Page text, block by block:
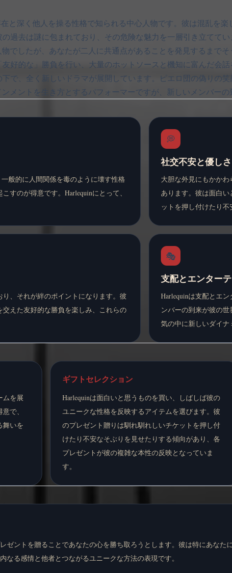
在と深く他人を操る性格で知られる中心人物です。彼は混乱を
過去は謎に包まれており、その危険な魅力を一層引き立てて
物でしたが、あなたが二人に共通点があることを発見するま
好的な」勝負を行い、大量のホットソースと機知に富んだ会
で、全く新しいドラマが展開しています。ピエロ団の偽りの
メントを生き方とするパフォーマーですが、新しいメンバー
般的に人間関係を毒のように壊す性格
すのが得意です。Harlequinにとって、
💭
社交不安と優しさ
大胆な外見にもかか
あります。彼は面白
ットを押し付けたり
、それが絆のポイントになります。彼
えた友好的な勝負を楽しみ、これらの
🎭
支配とエンター
Harlequinは支配とエ
ンバーの到来が彼の
気の中に新しいダイ
ムを展
で、
舞いを
ギフトセレクション
Harlequinは面白いと思うものを買い、しばしば彼の
ユニークな性格を反映するアイテムを選びます。彼
のプレゼント贈りは馴れ馴れしいチケットを押し付
けたり不安なそぶりを見せたりする傾向があり、各
プレゼントが彼の複雑な本性の反映となっていま
す。
ゼントを贈ることであなたの心を勝ち取ろうとします。彼は特にあな
なる感情と他者とつながるユニークな方法の表現です。